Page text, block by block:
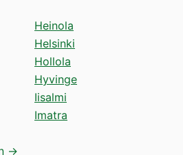
Heinola
Helsinki
Hollola
Hyvinge
Iisalmi
Imatra
→